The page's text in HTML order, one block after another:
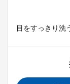
目をすっきり洗